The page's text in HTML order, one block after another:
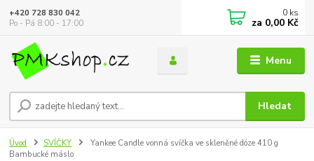
Menu
Hledat
+420 728 830 042
Po - Pá 8:00 - 17:00
0 ks
za 0,00 Kč
Úvod SVÍČKY
Yankee Candle vonná svíčka ve skleněné dóze 410 g
Bambucké máslo